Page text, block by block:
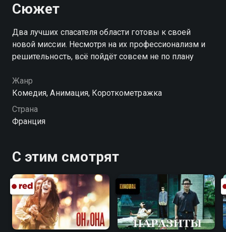
Сюжет
Два лучших спасателя области готовы к своей
новой миссии. Несмотря на их профессионализм и
решительность, всё пойдёт совсем не по плану
Жанр
Комедия, Анимация, Короткометражка
Страна
Франция
С этим смотрят